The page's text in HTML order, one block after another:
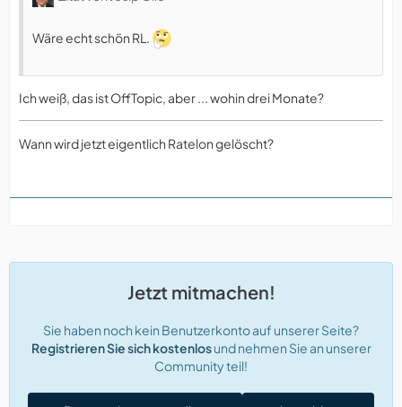
Wäre echt schön RL.
Ich weiß, das ist OffTopic, aber ... wohin drei Monate?
Wann wird jetzt eigentlich Ratelon gelöscht?
Jetzt mitmachen!
Sie haben noch kein Benutzerkonto auf unserer Seite?
Registrieren Sie sich kostenlosund nehmen Sie an unserer
Community teil!